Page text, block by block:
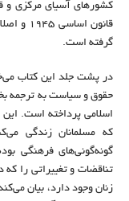
کشورهای آسیای مرکزی و
قانون
گرفته است.
در پشت جلد این کتاب
حقوق و سیاست به ترجمه
اسلامی پرداخته است. این
که مسلمانان زندگی
گونه‌گونی‌های فرهنگی
تناقضات و تغییراتی را که
زنان وجود دارد، بیان